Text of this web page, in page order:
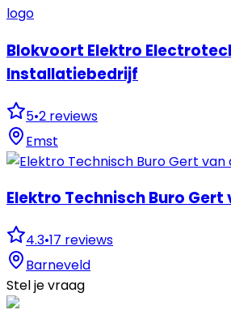
Blokvoort Elektro
Installatiebedrijf
5•2 reviews
Emst
Elektro Technisch Buro Gert
4.3•17 reviews
Barneveld
Stel je vraag